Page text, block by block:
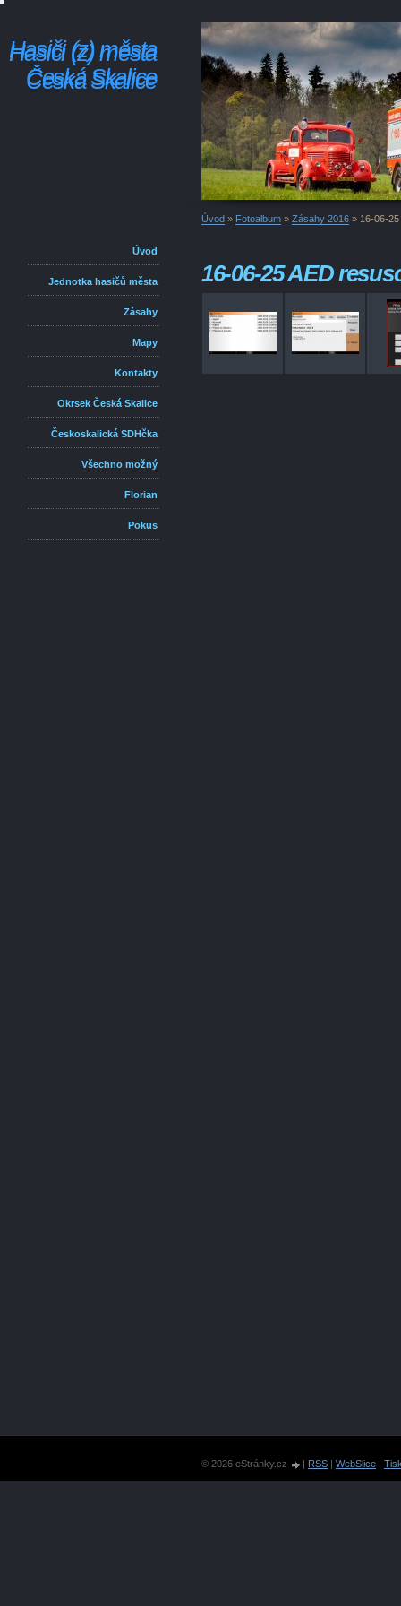
Hasiči (z) města
Česká Skalice
Hasiči (z) města
Česká Skalice
Úvod
Jednotka hasičů města
Zásahy
Mapy
Kontakty
Okrsek Česká Skalice
Českoskalická SDHčka
Všechno možný
Florian
Pokus
Úvod » Fotoalbum » Zásahy 2016 » 16-06-
16-06-25 AED
© 2026 eStránky.cz | RSS | WebSlice |